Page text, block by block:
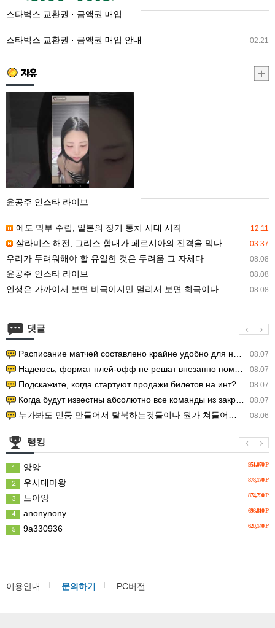
저
른
·
매
스타벅스 교환권 · 금액권 매입 안내
02.21
스타벅스 교환권 · 금액권 매입 안내
자유
라
이
윤공주 인스타 라이브
12:11
에도 막부 수립, 일본의 장기 통치 시대 시작
03:37
살라미스 해전, 그리스 함대가 페르시아의 진격을 막다
08.08
우리가 두려워해야 할 유일한 것은 두려움 그 자체다
08.08
윤공주 인스타 라이브
08.08
인생은 가까이서 보면 비극이지만 멀리서 보면 희극이다
댓글
08.07
Расписание матчей составлено крайне удобно для нашего часово…
08.07
Надеюсь, формат плей-офф не решат внезапно поменять. https:/…
08.07
Подскажите, когда стартуют продажи билетов на инт? https://g…
08.07
Когда будут известны абсолютно все команды из закрытых квали…
08.06
누가봐도 민둥 만들어서 탈북하는것들이나 뭔가 쳐들어오는 낌새를 미리 알아차리기 위함이지 저걸 전쟁준비라고 하…
랭킹
951,070 P
1 앙앙
878,170 P
2 우시대마왕
874,790 P
3 느아앙
698,810 P
4 anonynony
620,140 P
5 9a330936
이용안내 문의하기 PC버전